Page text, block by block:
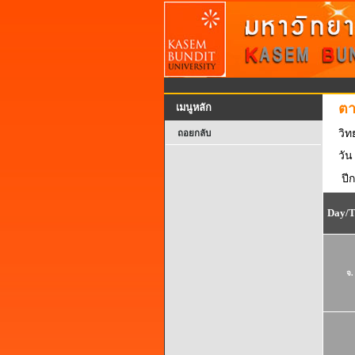
เมนูหลัก
ถอยกลับ
ต
วิท
วั
ปี
Day/
จ.